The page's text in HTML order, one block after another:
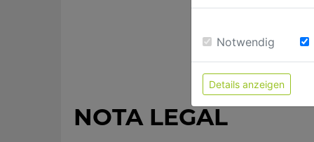
NOTA LEGAL
Notwendig
Details anzeigen